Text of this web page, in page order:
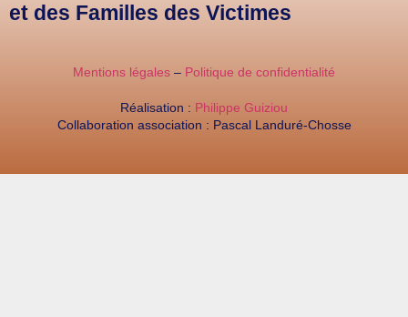
et des Familles des Victimes
Mentions légales – Politique de confidentialité
Réalisation : Philippe Guiziou
Collaboration association : Pascal Landuré-Chosse